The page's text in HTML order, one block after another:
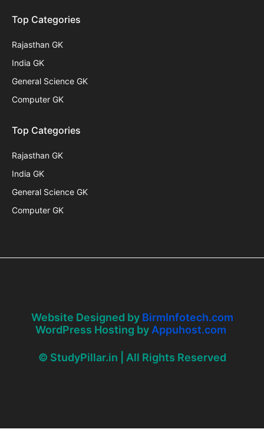
Top Categories
Rajasthan GK
India GK
General Science GK
Computer GK
Top Categories
Rajasthan GK
India GK
General Science GK
Computer GK
Website Designed by BirmInfotech.com
WordPress Hosting by Appuhost.com
© StudyPillar.in | All Rights Reserved